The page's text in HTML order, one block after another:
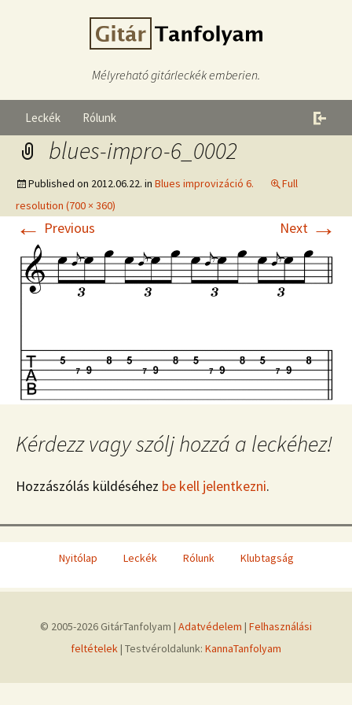
Mélyreható gitárleckék emberien.
Leckék Rólunk
blues-impro-6_0002
Published on 2012.06.22. in Blues improvizáció 6.
Full
resolution (700 × 360)
← Previous Next →
Kérdezz vagy szólj hozzá a leckéhez!
Hozzászólás küldéséhez be kell jelentkezni.
Nyitólap Leckék Rólunk Klubtagság
© 2005-2026 GitárTanfolyam | Adatvédelem | Felhasználási
feltételek| Testvéroldalunk: KannaTanfolyam